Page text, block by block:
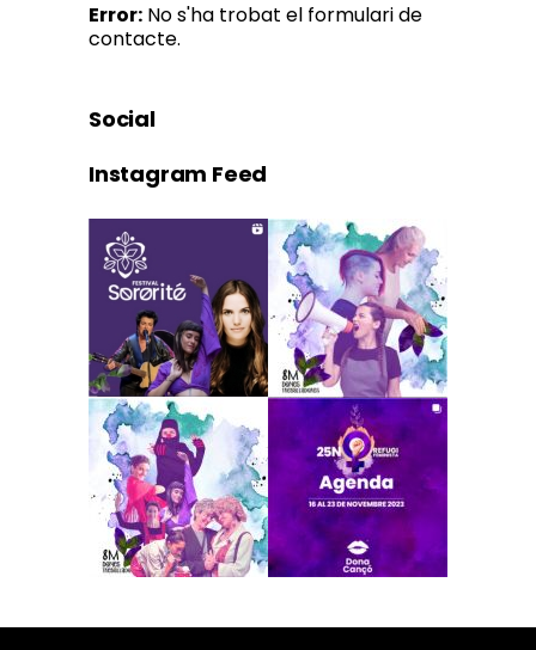
Error: No s'ha trobat el formulari de
contacte.
Social
Instagram Feed